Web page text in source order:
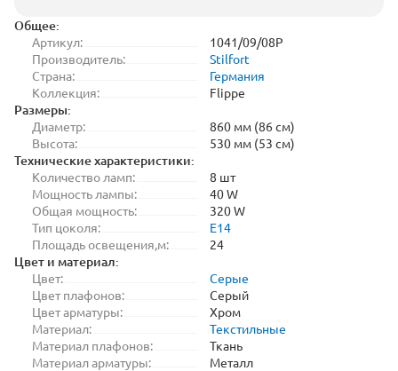
Общее:
Артикул:
1041/09/08P
Производитель:
Stilfort
Страна:
Германия
Коллекция:
Flippe
Размеры:
Диаметр:
860 мм (86 см)
Высота:
530 мм (53 см)
Технические характеристики:
Количество ламп:
8 шт
Мощность лампы:
40 W
Общая мощность:
320 W
Тип цоколя:
E14
Площадь освещения,м:
24
Цвет и материал:
Цвет:
Серые
Цвет плафонов:
Серый
Цвет арматуры:
Хром
Материал:
Текстильные
Материал плафонов:
Ткань
Материал арматуры:
Металл